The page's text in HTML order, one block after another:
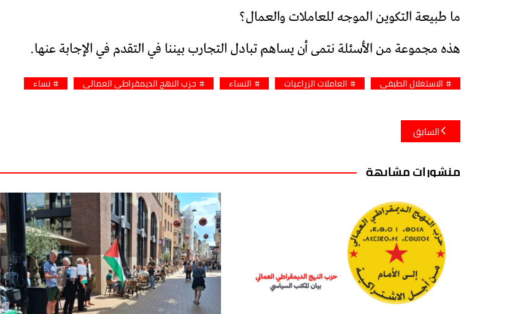
ما طبيعة التكوين الموجه للعاملات والعمال؟
هذه مجموعة من الأسئلة نتمى أن يساهم تبادل التجارب بيننا في التقدم في الإجابة عنها.
الاستغلال الطبقي العاملات الزراعيات النساء حزب النهج الديمقراطي العمالي نساء
تصفّح
المقالات
السابق
منشورات مشابهة